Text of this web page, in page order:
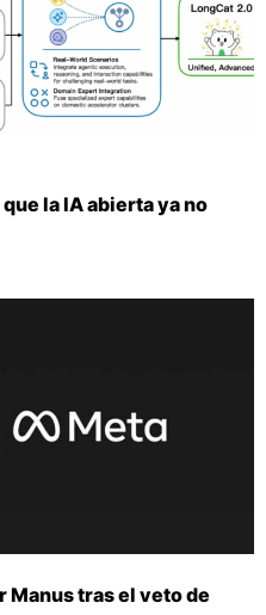
la IA abierta ya no
tras el veto de